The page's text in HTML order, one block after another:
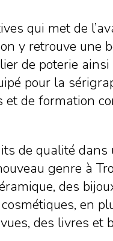
qui met de
y retrouve une
de poterie
pour la
de formation
de qualité dans
genre à
des
en
des livres et